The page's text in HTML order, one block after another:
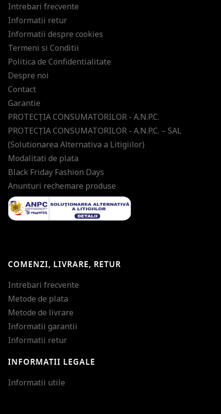
Intrebari frecvente
Informatii retur
Informatii despre cookies
Termeni si Conditii
Politica de Confidentialitate
Despre noi
Contact
Garantie
PROTECŢIA CONSUMATORILOR - A.N.P.C.
PROTECŢIA CONSUMATORILOR - A.N.P.C. – SAL
(Solutionarea Alternativa a Litigiilor)
Modalitati de plata
Black Friday Fashion Days
Anunturi rechemare produse
COMENZI, LIVRARE, RETUR
Intrebari frecvente
Metode de plata
Metode de livrare
Informatii garantii
Informatii retur
INFORMATII LEGALE
Informatii utile